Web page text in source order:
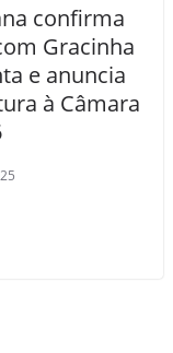
confirma
Gracinha
e anuncia
à Câmara